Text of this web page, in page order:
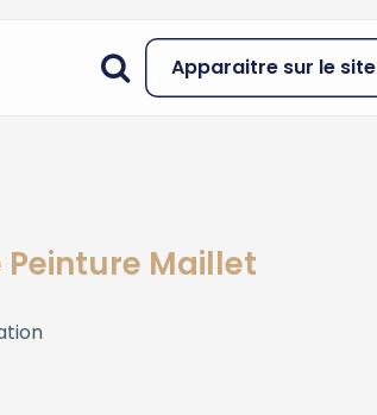
Apparaitre sur le site
Maillet